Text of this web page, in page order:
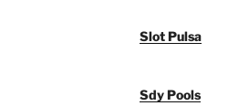
Slot Pulsa
Sdy Pools